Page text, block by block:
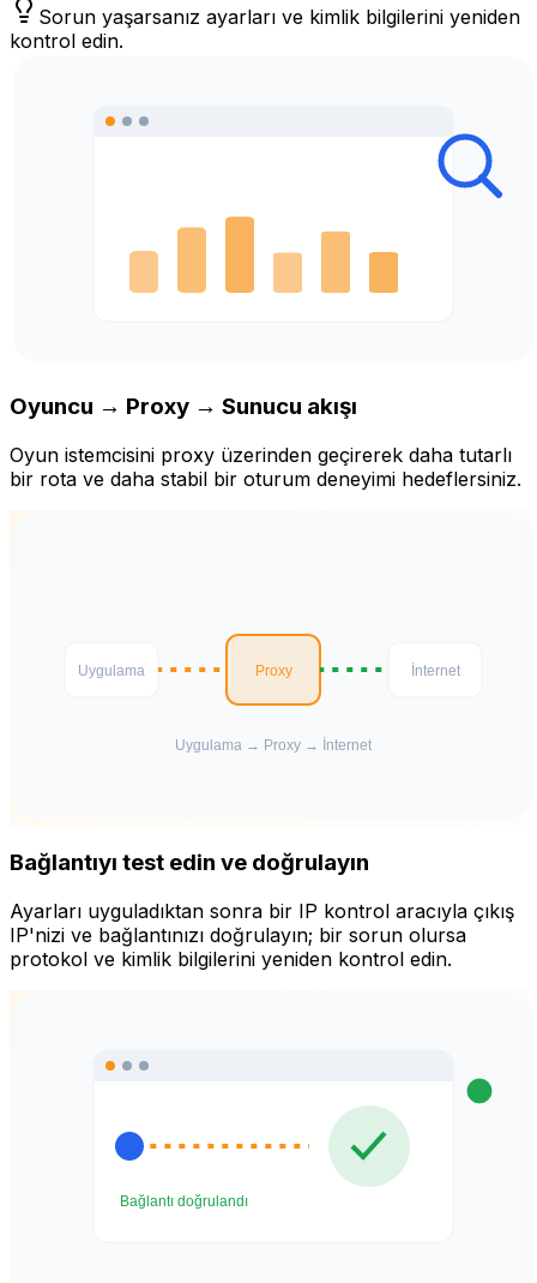
Sorun yaşarsanız ayarları ve kimlik bilgilerini yeniden
kontrol edin.
Oyuncu → Proxy → Sunucu akışı
Oyun istemcisini proxy üzerinden geçirerek daha tutarlı
bir rota ve daha stabil bir oturum deneyimi hedeflersiniz.
Bağlantıyı test edin ve doğrulayın
Ayarları uyguladıktan sonra bir IP kontrol aracıyla çıkış
IP'nizi ve bağlantınızı doğrulayın; bir sorun olursa
protokol ve kimlik bilgilerini yeniden kontrol edin.